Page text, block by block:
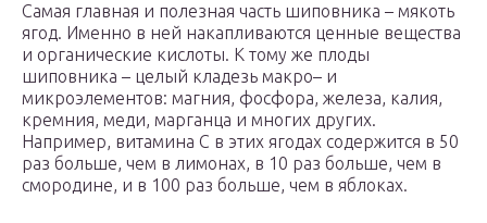
Самая главная и полезная часть шиповника – мякоть
ягод. Именно в ней накапливаются ценные вещества
и органические кислоты. К тому же плоды
шиповника – целый кладезь макро– и
микроэлементов: магния, фосфора, железа, калия,
кремния, меди, марганца и многих других.
Например, витамина С в этих ягодах содержится в 50
раз больше, чем в лимонах, в 10 раз больше, чем в
смородине, и в 100 раз больше, чем в яблоках.